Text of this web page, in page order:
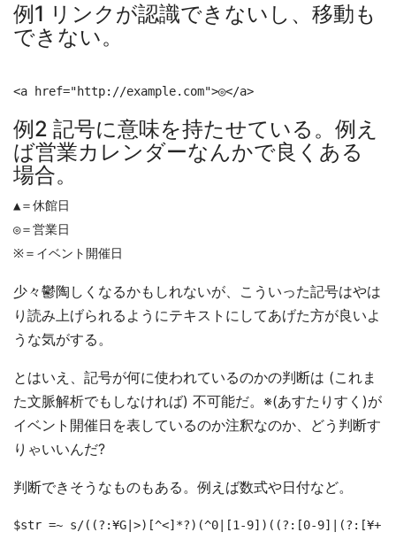
例1 リンクが認識できないし、移動も
できない。
例2 記号に意味を持たせている。例え
ば営業カレンダーなんかで良くある
場合。
▲＝休館日
◎＝営業日
少々鬱陶しくなるかもしれないが、こういった記号はやは
り読み上げられるようにテキストにしてあげた方が良いよ
うな気がする。
とはいえ、記号が何に使われているのかの判断は (これま
た文脈解析でもしなければ) 不可能だ。※(あすたりすく)が
イベント開催日を表しているのか注釈なのか、どう判断す
りゃいいんだ?
判断できそうなものもある。例えば数式や日付など。
$str =~ s/((?:¥G|>)[^<]*?)(^0|[1-9])((?:[0-9]|(?:[¥+|